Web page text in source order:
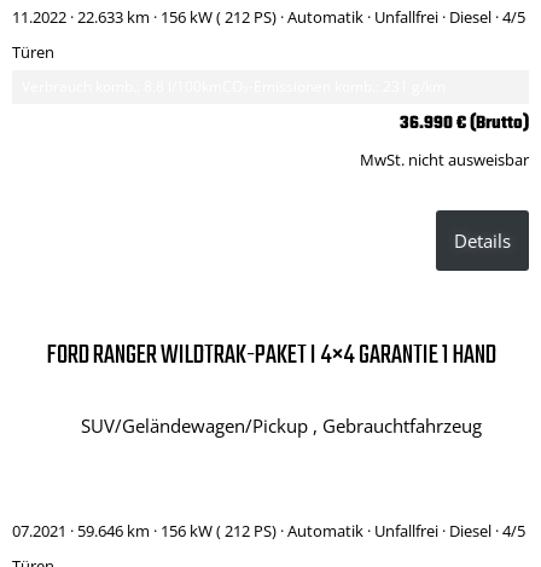
11.2022 ·22.633 km · 156 kW ( 212 PS) · Automatik · Unfallfrei · Diesel · 4/5
Türen
36.990 € (Brutto)
MwSt. nicht ausweisbar
Details
FORD RANGER WILDTRAK-PAKET I 4×4 GARANTIE 1 HAND
SUV/Geländewagen/Pickup , Gebrauchtfahrzeug
07.2021 · 59.646 km · 156 kW ( 212 PS) · Automatik · Unfallfrei · Diesel · 4/5